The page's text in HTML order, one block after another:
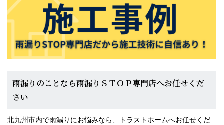
雨漏りのことなら雨漏りＳＴＯＰ専門店へお任せくだ
さい
北九州市内で雨漏りにお悩みなら、トラストホームへお任せくだ